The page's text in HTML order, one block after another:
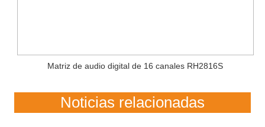
Matriz de audio digital de 16 canales RH2816S
Noticias relacionadas